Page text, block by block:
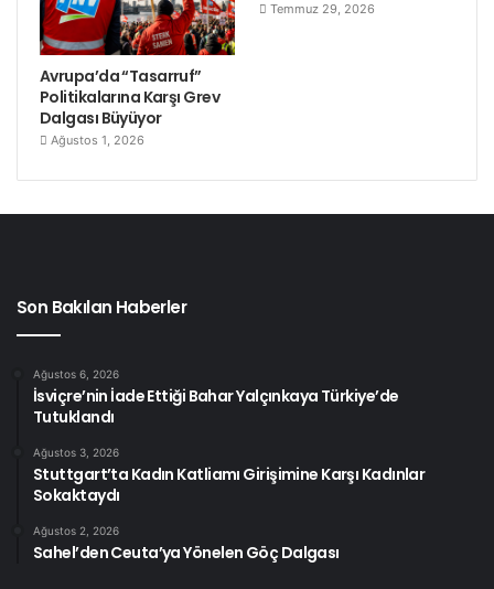
Avrupa’da “Tasarruf”
Politikalarına Karşı Grev
Dalgası Büyüyor
Ağustos 1, 2026
Temmuz 29, 2026
Son Bakılan Haberler
Ağustos 6, 2026
İsviçre’nin İade Ettiği Bahar Yalçınkaya Türkiye’de
Tutuklandı
Ağustos 3, 2026
Stuttgart’ta Kadın Katliamı Girişimine Karşı Kadınlar
Sokaktaydı
Ağustos 2, 2026
Sahel’den Ceuta’ya Yönelen Göç Dalgası